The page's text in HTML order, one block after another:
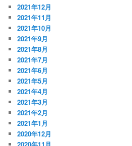
2021年12月
2021年11月
2021年10月
2021年9月
2021年8月
2021年7月
2021年6月
2021年5月
2021年4月
2021年3月
2021年2月
2021年1月
2020年12月